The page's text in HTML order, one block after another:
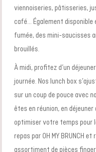
viennoiseries, pâtisseries,
café… Également disponible
fumée, des mini-saucisses
brouillés.
À midi, profitez d’un
journée. Nos lunch box
sur un coup de pouce avec
êtes en réunion, en déjeuner
optimiser votre temps pour
repas par OH MY BRUNCH
assortiment de pièces